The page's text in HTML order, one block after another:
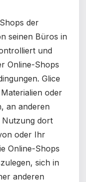
der
seinen Büros in
und
Online-Shops
Glice
oder
an anderen
dort
oder Ihr
Online-Shops
sich in
anderen